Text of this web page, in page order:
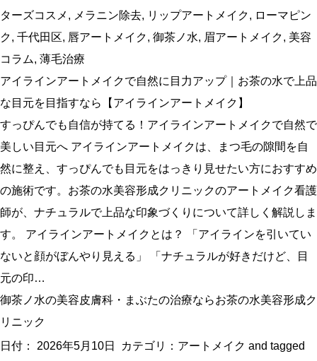
ターズコスメ , メラニン除去, リップアートメイク, ローマピン
ク, 千代田区, 唇アートメイク, 御茶ノ水, 眉アートメイク, 美容
コラム, 薄毛治療
アイラインアートメイクで自然に目力アップ｜お茶の水で上品
な目元を目指すなら【アイラインアートメイク】
すっぴんでも自信が持てる！アイラインアートメイクで自然で
美しい目元へ アイラインアートメイクは、まつ毛の隙間を自
然に整え、すっぴんでも目元をはっきり見せたい方におすすめ
の施術です。お茶の水美容形成クリニックのアートメイク看護
師が、ナチュラルで上品な印象づくりについて詳しく解説しま
す。 アイラインアートメイクとは？ 「アイラインを引いてい
ないと顔がぼんやり見える」 「ナチュラルが好きだけど、目
元の印…
御茶ノ水の美容皮膚科・まぶたの治療ならお茶の水美容形成ク
リニック
日付： 2026年5月10日 カテゴリ： アートメイク and tagged